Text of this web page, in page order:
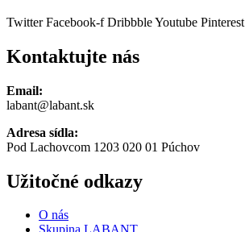
Twitter Facebook-f DribbbleYoutube Pinterest
Kontaktujte nás
Email:
labant@labant.sk
Adresa sídla:
Pod Lachovcom 1203 020 01 Púchov
Užitočné odkazy
O nás